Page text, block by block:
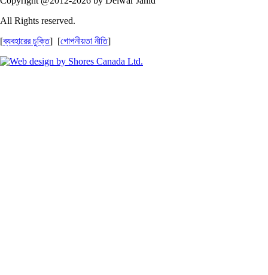
All Rights reserved.
[ব্যবহারের চুক্তি] [গোপনীয়তা নীতি]